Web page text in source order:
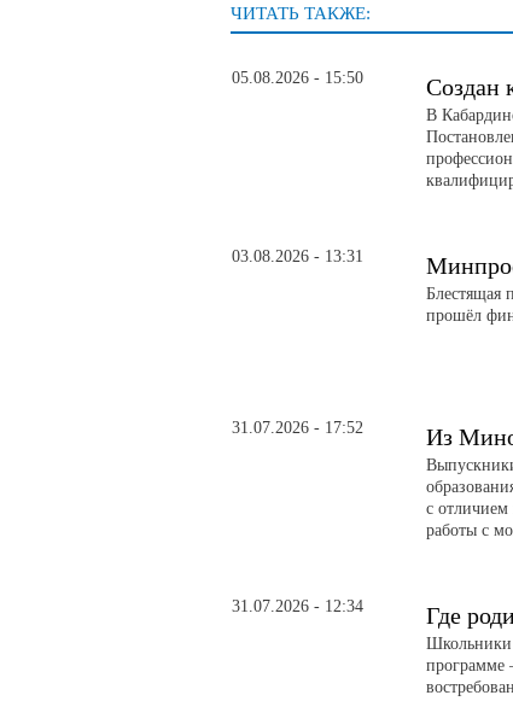
ЧИТАТЬ ТАКЖЕ:
05.08.2026 - 15:50 Создан
В
03.08.2026 - 13:31
Блестящая
прошёл
31.07.2026 - 17:52 Из
с отличием
работы с
31.07.2026 - 12:34 Где
Школьники
программе